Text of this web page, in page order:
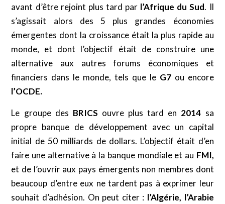
avant d’être rejoint plus tard par l’Afrique du Sud. Il
s’agissait alors des 5 plus grandes économies
émergentes dont la croissance était la plus rapide au
monde, et dont l’objectif était de construire une
alternative aux autres forums économiques et
financiers dans le monde, tels que le G7ou encore
l’OCDE.
Le groupe des BRICS ouvre plus tard en 2014 sa
propre banque de développement avec un capital
initial de 50 milliards de dollars. L’objectif était d’en
faire une alternative à la banque mondiale et au FMI,
et de l’ouvrir aux pays émergents non membres dont
beaucoup d’entre eux ne tardent pas à exprimer leur
souhait d’adhésion. On peut citer : l’Algérie, l’Arabie